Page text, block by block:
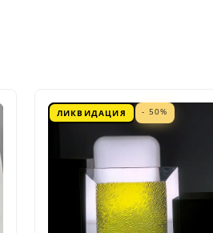
ЛИКВИДАЦИЯ - 50%